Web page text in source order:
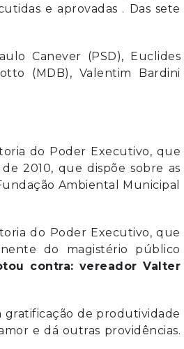
e aprovadas . Das sete
Canever (PSD), Euclides
(MDB), Valentim Bardini
do Poder Executivo, que
2010, que dispõe sobre as
Ambiental Municipal
do Poder Executivo, que
do magistério público
contra: vereador Valter
gratificação de produtividade
e dá outras providências.